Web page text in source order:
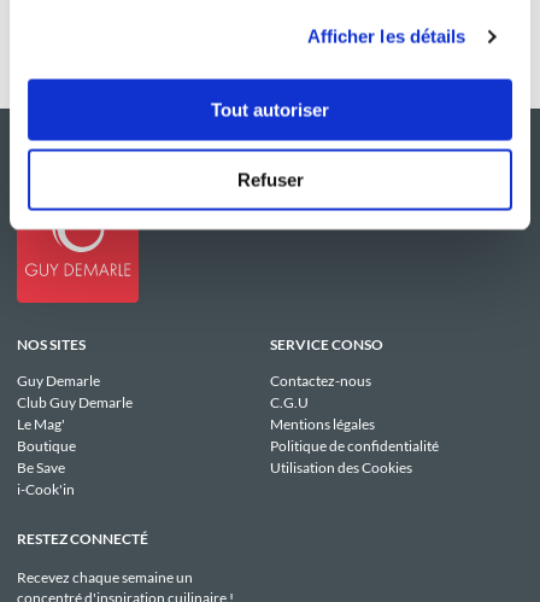
Afficher les détails
Tout autoriser
Refuser
NOS SITES
Guy Demarle
Club Guy Demarle
Le Mag'
Boutique
Be Save
i-Cook'in
SERVICE CONSO
Contactez-nous
C.G.U
Mentions légales
Politique de confidentialité
Utilisation des Cookies
RESTEZ CONNECTÉ
Recevez chaque semaine un
concentré d'inspiration cuilinaire !